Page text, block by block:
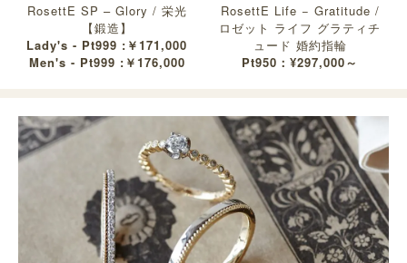
RosettE SP – Glory / 栄光
【鍛造】
Lady's - Pt999 :￥171,000
Men's - Pt999 :￥176,000
RosettE Life − Gratitude /
ロゼット ライフ グラティチ
ュード 婚約指輪
Pt950：¥297,000～